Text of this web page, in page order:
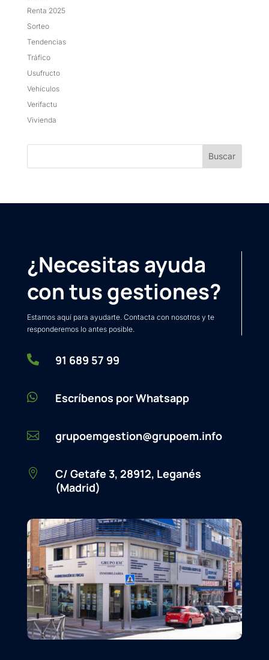
Renta 2025
Sorteo
Tendencias
Tráfico
Usufructo
Vehículos
Verifactu
Vivienda
¿Necesitas ayuda
con tus gestiones?
Estamos aquí para ayudarte. Contacta con nosotros y te
responderemos lo antes posible.
 91 689 57 99
 Escríbenos por Whatsapp
 grupoemgestion@grupoem.info

C/ Getafe 3, 28912, Leganés
(Madrid)